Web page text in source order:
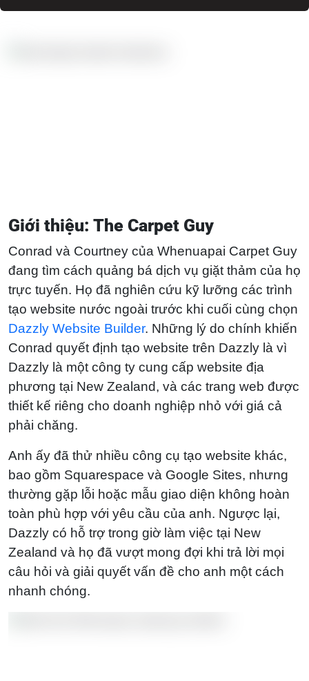
Giới thiệu: The Carpet Guy
Conrad và Courtney của Whenuapai Carpet Guy
đang tìm cách quảng bá dịch vụ giặt thảm của họ
trực tuyến. Họ đã nghiên cứu kỹ lưỡng các trình
tạo website nước ngoài trước khi cuối cùng chọn
Dazzly Website Builder. Những lý do chính khiến
Conrad quyết định tạo website trên Dazzly là vì
Dazzly là một công ty cung cấp website địa
phương tại New Zealand, và các trang web được
thiết kế riêng cho doanh nghiệp nhỏ với giá cả
phải chăng.
Anh ấy đã thử nhiều công cụ tạo website khác,
bao gồm Squarespace và Google Sites, nhưng
thường gặp lỗi hoặc mẫu giao diện không hoàn
toàn phù hợp với yêu cầu của anh. Ngược lại,
Dazzly có hỗ trợ trong giờ làm việc tại New
Zealand và họ đã vượt mong đợi khi trả lời mọi
câu hỏi và giải quyết vấn đề cho anh một cách
nhanh chóng.